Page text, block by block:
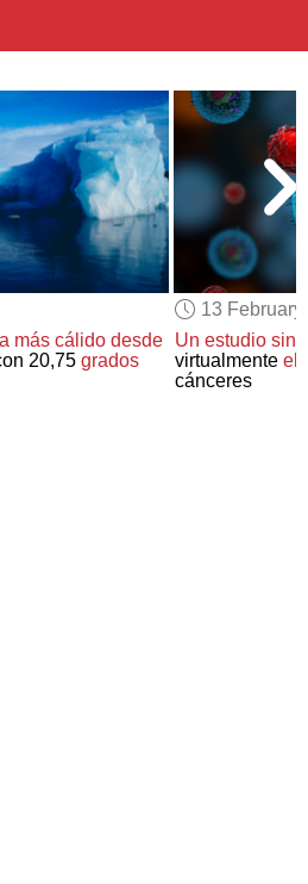
Spanish (Spain)
Spanish (Latino)
LICENSES
CARDS
LANGUAGES
US
más cálido desde
20,75 grados
13
Un estudio sin
virtualmenteel
cánceres